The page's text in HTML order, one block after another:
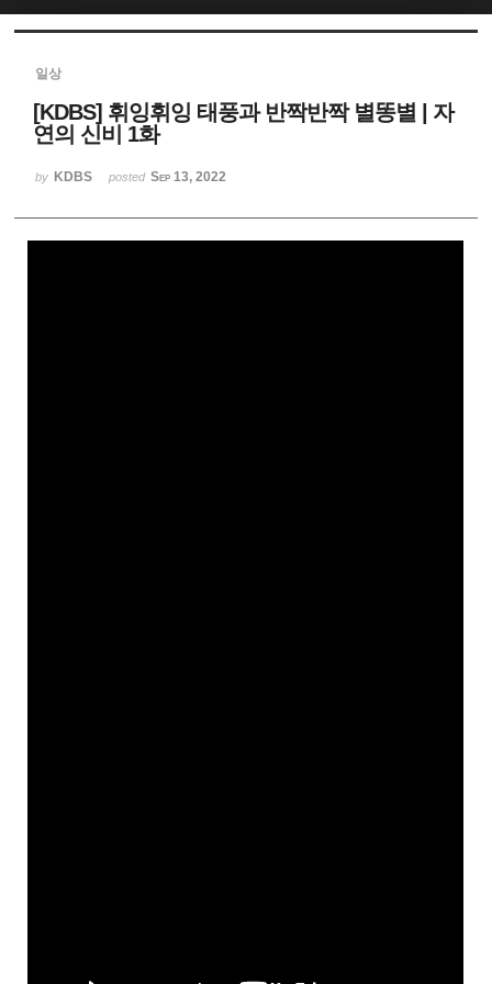
일상
[KDBS] 휘잉휘잉 태풍과 반짝반짝 별똥별 | 자
연의 신비 1화
by KDBS posted Sep 13, 2022
Sketchbook5, 스케치북5
Sketchbook5, 스케치북5